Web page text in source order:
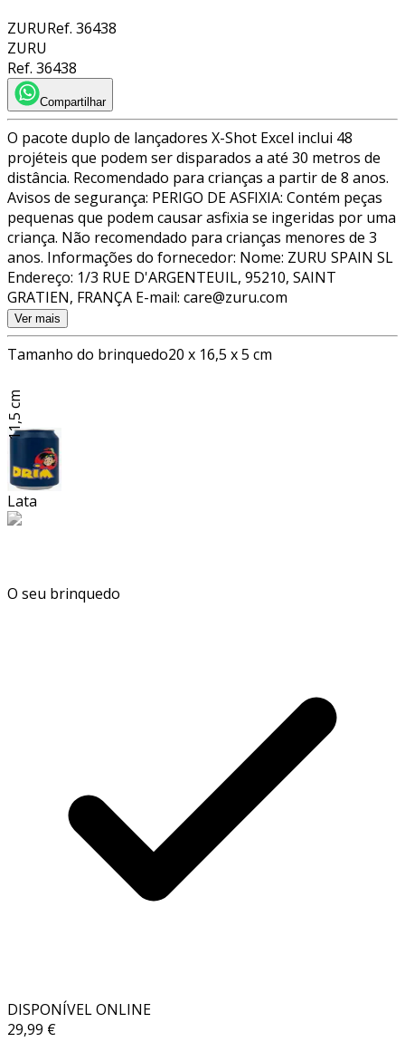
ZURURef. 36438
ZURU
Ref. 36438
Compartilhar
O pacote duplo de lançadores X-Shot Excel inclui 48
projéteis que podem ser disparados a até 30 metros de
distância. Recomendado para crianças a partir de 8 anos.
Avisos de segurança: PERIGO DE ASFIXIA: Contém peças
pequenas que podem causar asfixia se ingeridas por uma
criança. Não recomendado para crianças menores de 3
anos. Informações do fornecedor: Nome: ZURU SPAIN SL
Endereço: 1/3 RUE D'ARGENTEUIL, 95210, SAINT
GRATIEN, FRANÇA E-mail: care@zuru.com
Ver mais
Tamanho do brinquedo20 x 16,5 x 5 cm
11,5 cm
Lata
O seu brinquedo
DISPONÍVEL ONLINE
29,99 €